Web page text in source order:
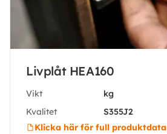
Livplåt HEA160
Vikt
kg
Kvalitet
S355J2
Klicka här för full produktdata